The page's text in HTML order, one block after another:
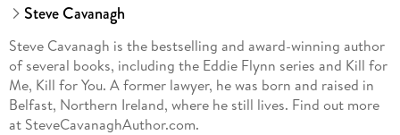
Steve Cavanagh
Steve Cavanagh is the bestselling and award-winning author
of several books, including the Eddie Flynn series and Kill for
Me, Kill for You. A former lawyer, he was born and raised in
Belfast, Northern Ireland, where he still lives. Find out more
at SteveCavanaghAuthor.com.